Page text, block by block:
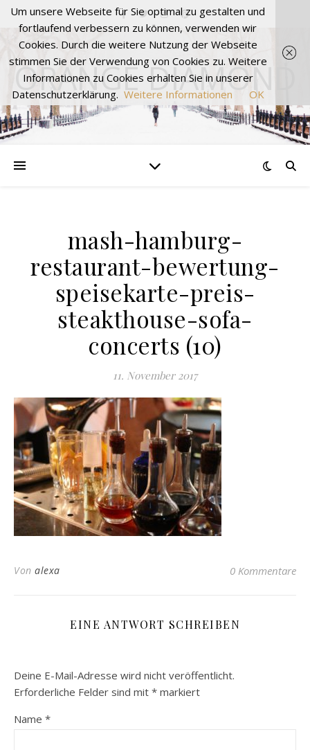
ORANGE DIAMOND
mash-hamburg-
restaurant-bewertung-
speisekarte-preis-
steakthouse-sofa-
concerts (10)
11. November 2017
Von alexa 0 Kommentare
EINE ANTWORT SCHREIBEN
Deine E-Mail-Adresse wird nicht veröffentlicht.
Erforderliche Felder sind mit * markiert
Name *
Um unsere Webseite für Sie optimal zu gestalten und
fortlaufend verbessern zu können, verwenden wir
Cookies. Durch die weitere Nutzung der Webseite
stimmen Sie der Verwendung von Cookies zu. Weitere
Informationen zu Cookies erhalten Sie in unserer
Datenschutzerklärung. Weitere Informationen OK